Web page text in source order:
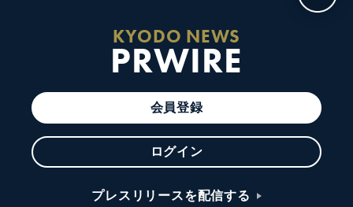
KYODO NEWS
PRWIRE
会員登録
ログイン
プレスリリースを配信する